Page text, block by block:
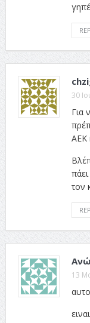
30
Για
ΑΕΚ
τον
13